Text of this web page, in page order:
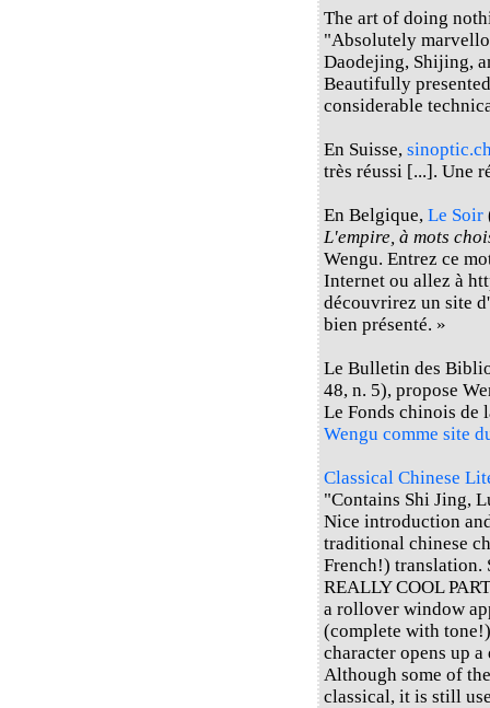
The art of doing
"Absolutely
Daodejing, Shijing,
Beautifully
considerable
En Suisse,
très réussi [...]. Une
En Belgique, Le Soir
L'empire, à mots
Wengu. Entrez ce
Internet ou allez à
découvrirez un site
bien présenté. »
Le Bulletin des
48, n. 5), propose
Le Fonds chinois
Wengu comme site
Classical Chinese
"Contains Shi Jing,
Nice introduction
traditional chinese
French!) translation.
REALLY COOL
a rollover window
(complete with
character opens up
Although some of
classical, it is still